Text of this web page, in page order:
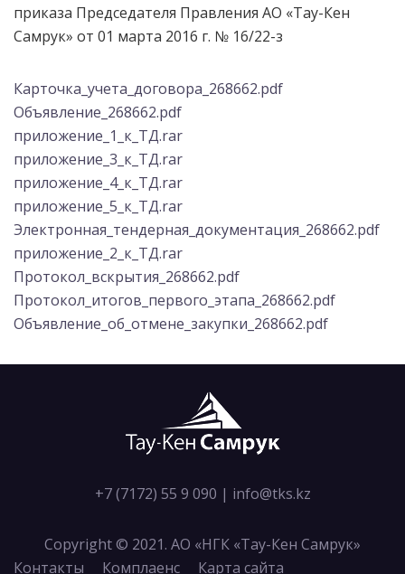
приказа Председателя Правления АО «Тау-Кен
Самрук» от 01 марта 2016 г. № 16/22-з
Карточка_учета_договора_268662.pdf
Объявление_268662.pdf
приложение_1_к_ТД.rar
приложение_3_к_ТД.rar
приложение_4_к_ТД.rar
приложение_5_к_ТД.rar
Электронная_тендерная_документация_268662.pdf
приложение_2_к_ТД.rar
Протокол_вскрытия_268662.pdf
Протокол_итогов_первого_этапа_268662.pdf
Объявление_об_отмене_закупки_268662.pdf
+7 (7172) 55 9 090 | info@tks.kz
Copyright © 2021. АО «НГК «Тау-Кен Самрук»
Контакты
Комплаенс Карта сайта